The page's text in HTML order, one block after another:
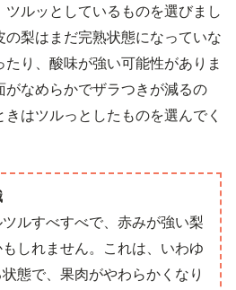
ルッとしているものを選びまし
の梨はまだ完熟状態になっていな
り、酸味が強い可能性がありま
なめらかでザラつきが減るの
はツルっとしたものを選んでく
ルすべすべで、赤みが強い梨
しれません。これは、いわゆ
態で、果肉がやわらかくなり